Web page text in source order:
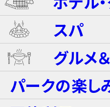
ライジング・バギ
ライジング・バギー
キャンディー・カ
ウォータースライ
プール
屋内キッズプール
ホテル ザ・ネスタ
グランピングキャ
スパ
温泉
岩盤浴（着衣サウ
グルメ
ホテルブッフェ(朝
パークの楽し